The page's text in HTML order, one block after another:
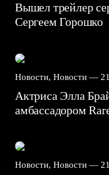
Вышел трейлер
Сергеем Горошко
Новости, Новости —
Актриса Элла
амбассадором
Новости, Новости —